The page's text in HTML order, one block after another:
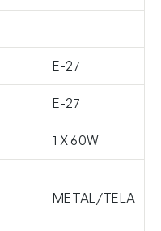
E-27
E-27
1 X 60W
METAL/TELA